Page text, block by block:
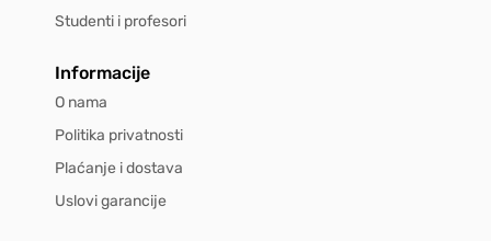
Studenti i profesori
Informacije
O nama
Politika privatnosti
Plaćanje i dostava
Uslovi garancije